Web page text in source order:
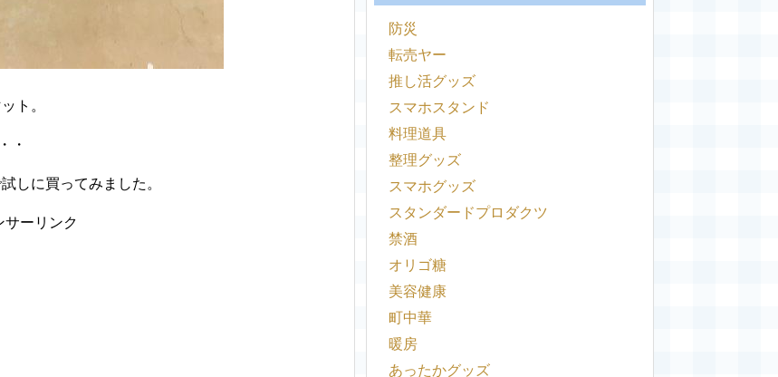
ト。
・
しに買ってみました。
サーリンク
防災
転売ヤー
推し活グッズ
スマホスタンド
料理道具
整理グッズ
スマホグッズ
スタンダードプロダクツ
禁酒
オリゴ糖
美容健康
町中華
暖房
あったかグッズ